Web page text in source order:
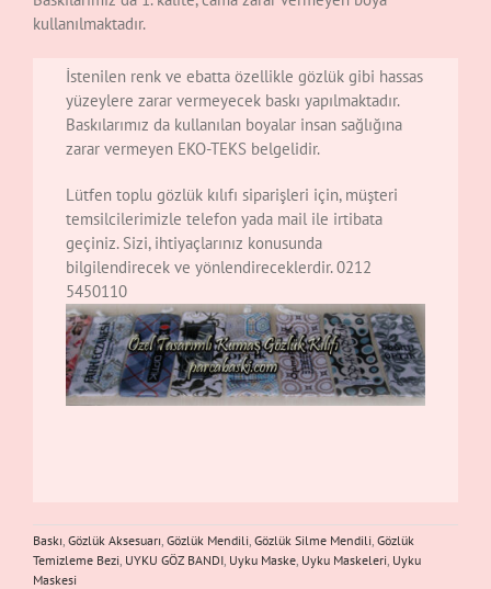
kullanılmaktadır.
İstenilen renk ve ebatta özellikle gözlük gibi hassas
yüzeylere zarar vermeyecek baskı yapılmaktadır.
Baskılarımız da kullanılan boyalar insan sağlığına
zarar vermeyen EKO-TEKS belgelidir.
Lütfen toplu gözlük kılıfı siparişleri için, müşteri
temsilcilerimizle telefon yada mail ile irtibata
geçiniz. Sizi, ihtiyaçlarınız konusunda
bilgilendirecek ve yönlendireceklerdir. 0212
5450110
Baskı Gözlük Aksesuarı Gözlük Mendili Gözlük Silme Mendili Gözlük
Temizleme Bezi UYKU GÖZ BANDI Uyku Maske Uyku Maskeleri Uyku
Maskesi